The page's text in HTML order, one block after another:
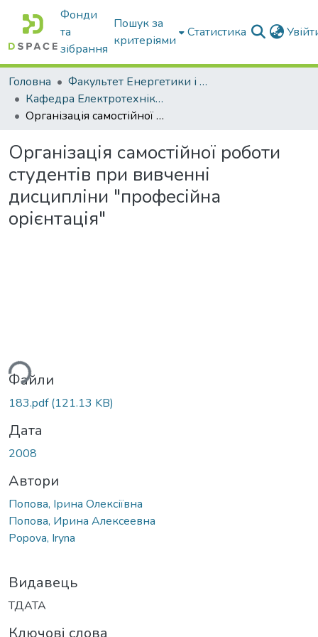
Фонди
та
зібрання
Пошук за
критеріями
Статистика
Головна
Факультет Енергетики і комп'ютерних технологій
Кафедра Електротехніки і електромеханіки ім. проф. В.В. Овчарова
Організація самостійної роботи студентів при вивченні дисципліни "професійна орієнтація"
Організація самостійної роботи
студентів при вивченні
дисципліни "професійна
орієнтація"
Файли
183.pdf(121.13 KB)
Дата
2008
Автори
Попова, Ірина Олексіївна
Попова, Ирина Алексеевна
Popova, Iryna
Видавець
ТДАТА
Ключові слова